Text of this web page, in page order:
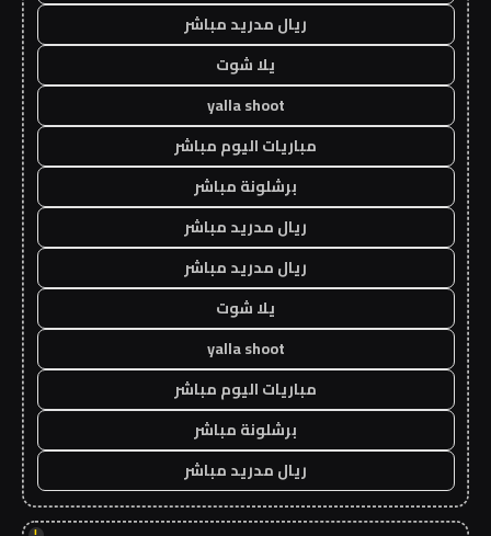
ريال مدريد مباشر
يلا شوت
yalla shoot
مباريات اليوم مباشر
برشلونة مباشر
ريال مدريد مباشر
ريال مدريد مباشر
يلا شوت
yalla shoot
مباريات اليوم مباشر
برشلونة مباشر
ريال مدريد مباشر